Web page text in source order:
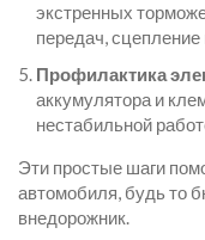
экстренных
передач,
Профилактика
аккумулятора и
нестабильной
Эти простые шаги
автомобиля, будь то
внедорожник.